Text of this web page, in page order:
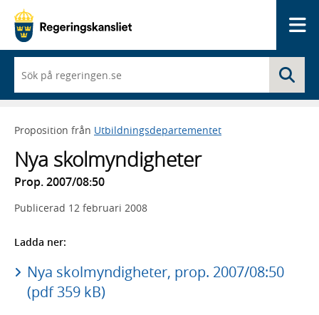
du
börjar
skriva
framträder
lista
med
sökförslag
Proposition från Utbildningsdepartementet
Nya skolmyndigheter
Prop. 2007/08:50
Publicerad 12 februari 2008
Ladda ner:
Nya skolmyndigheter, prop. 2007/08:50
(pdf 359 kB)